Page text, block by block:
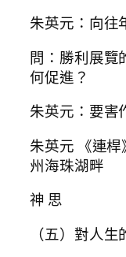
朱英元：向往
問：勝利展覽
何促進？
朱英元：要害
朱英元 《連
州海珠湖畔
神 思
（五）對人生